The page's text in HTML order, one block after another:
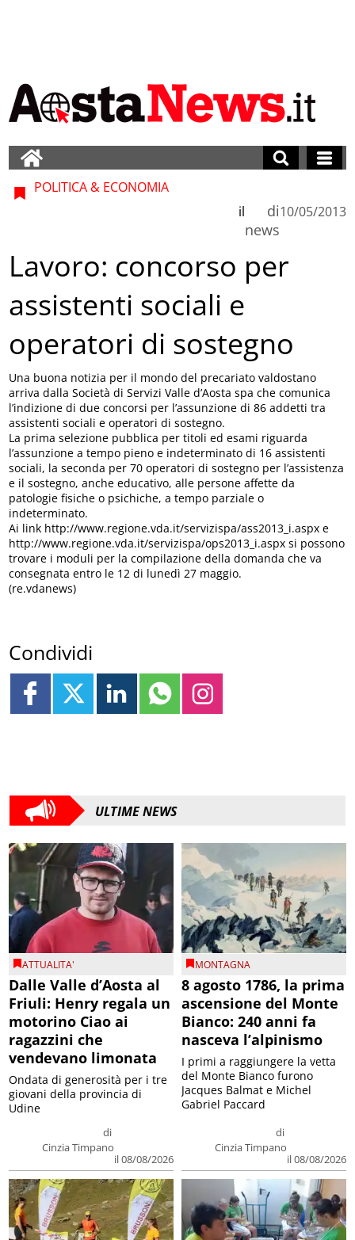
POLITICA & ECONOMIA
di
news
il 10/05/2013
Lavoro: concorso per
assistenti sociali e
operatori di sostegno
Una buona notizia per il mondo del precariato valdostano
arriva dalla Società di Servizi Valle d’Aosta spa che comunica
l’indizione di due concorsi per l’assunzione di 86 addetti tra
assistenti sociali e operatori di sostegno.
La prima selezione pubblica per titoli ed esami riguarda
l’assunzione a tempo pieno e indeterminato di 16 assistenti
sociali, la seconda per 70 operatori di sostegno per l’assistenza
e il sostegno, anche educativo, alle persone affette da
patologie fisiche o psichiche, a tempo parziale o
indeterminato.
Ai link http://www.regione.vda.it/servizispa/ass2013_i.aspx e
http://www.regione.vda.it/servizispa/ops2013_i.aspx si possono
trovare i moduli per la compilazione della domanda che va
consegnata entro le 12 di lunedì 27 maggio.
(re.vdanews)
Condividi
ULTIME NEWS
ATTUALITA'
Dalle Valle d’Aosta al
Friuli: Henry regala un
motorino Ciao ai
ragazzini che
vendevano limonata
di
Cinzia Timpano
il 08/08/2026
Ondata di generosità per i tre
giovani della provincia di
Udine
MONTAGNA
8 agosto 1786, la prima
ascensione del Monte
Bianco: 240 anni fa
nasceva l’alpinismo
di
Cinzia Timpano
il 08/08/2026
I primi a raggiungere la vetta
del Monte Bianco furono
Jacques Balmat e Michel
Gabriel Paccard